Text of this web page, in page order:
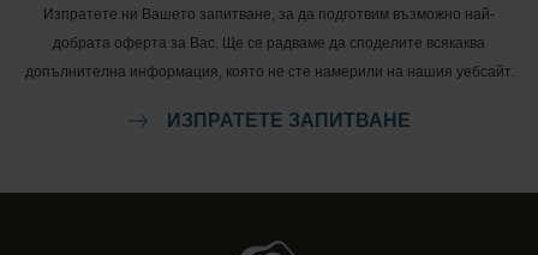
Изпратете ни Вашето запитване, за да подготвим възможно най-
добрата оферта за Вас. Ще се радваме да споделите всякаква
допълнителна информация, която не сте намерили на нашия уебсайт.
ИЗПРАТЕТЕ ЗАПИТВАНЕ